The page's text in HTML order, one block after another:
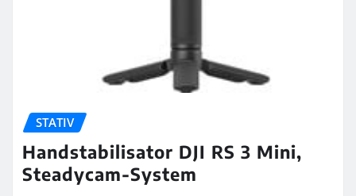
STATIV
Handstabilisator DJI RS 3 Mini,
Steadycam-System